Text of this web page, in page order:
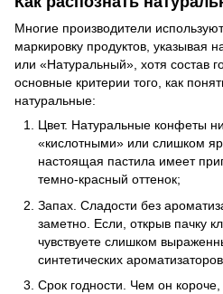
Многие производители
маркировку продуктов, указывая
или «Натуральный», хотя состав
основные критерии того, как
натуральные:
Цвет. Натуральные конфеты
«кислотными» или слишком
настоящая пастила имеет
темно-красный оттенок;
Запах. Сладости без
заметно. Если, открыв пачку
чувствуете слишком
синтетических
Срок годности. Чем он